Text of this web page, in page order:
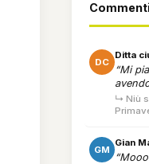
DC
Ditta
“Mi
↳ Niù
GM
Gian